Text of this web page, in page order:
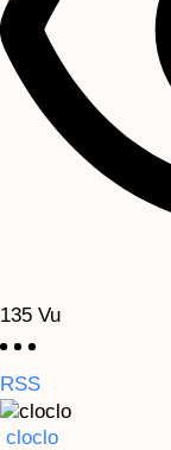
135 Vu
RSS
cloclo